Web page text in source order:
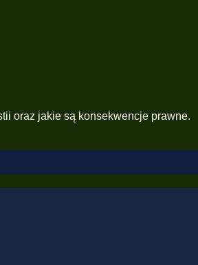
oraz jakie są konsekwencje prawne.